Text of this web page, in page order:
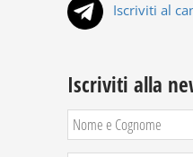
Iscriviti al
Iscriviti alla